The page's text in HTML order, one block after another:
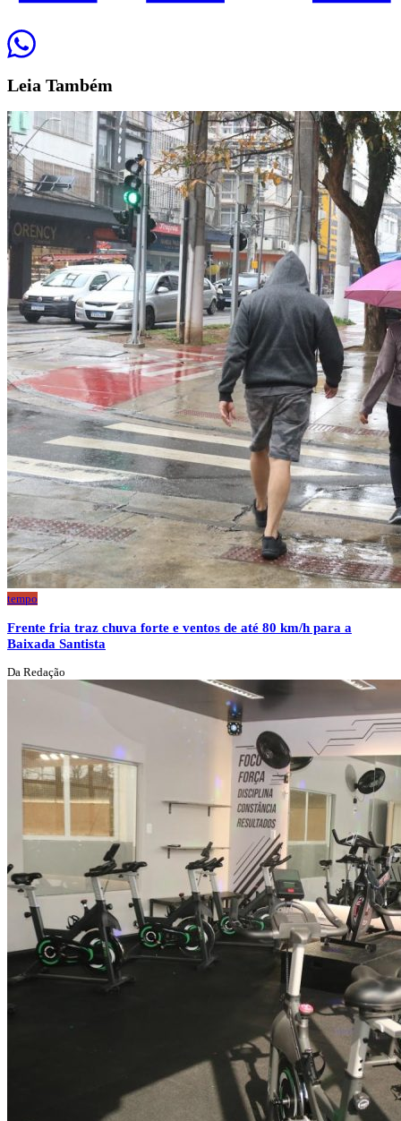
Leia Também
tempo
Frente fria traz chuva forte e ventos de até 80 km/h para a
Baixada Santista
Da Redação